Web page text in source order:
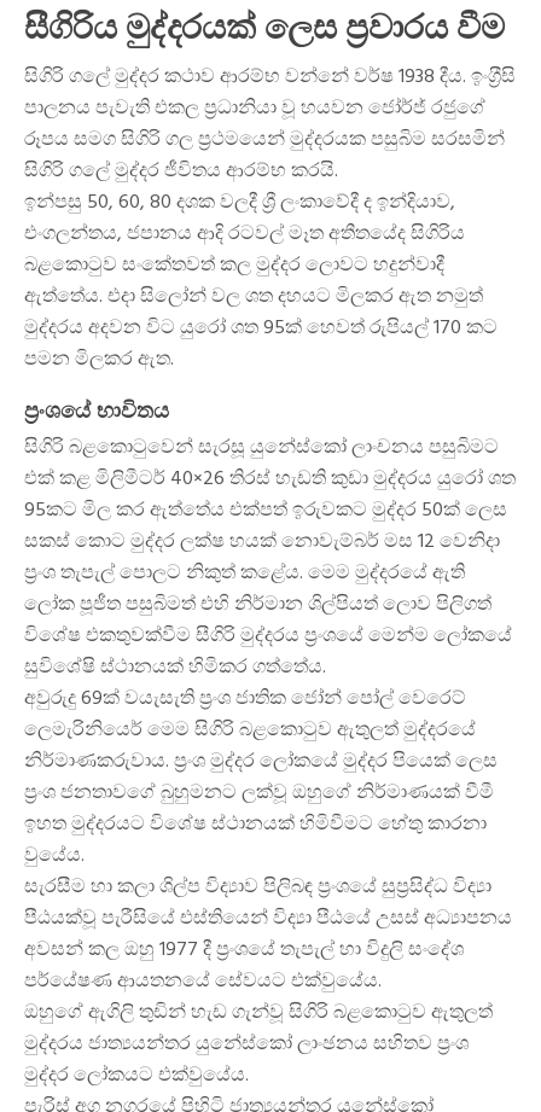
සීගිරිය මුද්දරයක් ලෙස ප්‍රවාරය වීම
සිගිරි ගලේ මුද්දර කථාව ආරම්භ වන්නේ වර්ෂ 1938 දීය. ඉංග‍්‍රීසි
පාලනය පැවැති එකල ප‍්‍රධානියා වූ හයවන ජෝර්ජ් රජුගේ
රූපය සමග සිගිරි ගල ප‍්‍රථමයෙන් මුද්දරයක පසුබිම සරසමින්
සිගිරි ගලේ මුද්දර ජීවිතය ආරම්භ කරයි.
ඉන්පසු 50, 60, 80 දශක වලදී ශ්‍රී ලංකාවේදී ද ඉන්දියාව,
එංගලන්තය, ජපානය ආදි රටවල් මෑත අතීතයේද සිගිරිය
බළකොටුව සංකේතවත් කල මුද්දර ලොවට හදුන්වාදී
ඇත්තේය. එදා සිලෝන් වල ශත දහයට මිලකර ඇත නමුත්
මුද්දරය අදවන විට යුරෝ ශත 95ක් හෙවත් රුපියල් 170 කට
පමන මිලකර ඇත.
ප්‍රංශයේ භාවිතය
සිගිරි බළකොටුවෙන් සැරසූ යුනේස්කෝ ලාංචනය පසුබිමට
එක් කළ මිලිමීටර් 40×26 තිරස් හැඩති කුඩා මුද්දරය යුරෝ ශත
95කට මිල කර ඇත්තේය එක්පත් ඉරුවකට මුද්දර 50ක් ලෙස
සකස් කොට මුද්දර ලක්ෂ හයක් නොවැම්බර් මස 12 වෙනිදා
ප‍්‍රංශ තැපැල් පොලට නිකුත් කළේය. මෙම මුද්දරයේ ඇති
ලෝක පූජීත පසුබිමත් එහි නිර්මාන ශිල්පියත් ලොව පිලිගත්
විශේෂ එකතුවක්වීම සීගිරි මුද්දරය ප‍්‍රංශයේ මෙන්ම ලෝකයේ
සුවිශේෂි ස්ථානයක් හිමිකර ගත්තේය.
අවුරුදු 69ක් වයැසැති ප‍්‍රංශ ජාතික ජෝන් පෝල් වෙරෙට්
ලෙමැරිනියෙර් මෙම සිගිරි බළකොටුව ඇතුලත් මුද්දරයේ
නිර්මාණකරුවාය. ප‍්‍රංශ මුද්දර ලෝකයේ මුද්දර පියෙක් ලෙස
ප‍්‍රංශ ජනතාවගේ බුහුමනට ලක්වූ ඔහුගේ නිර්මාණයක් වීමී
ඉහත මුද්දරයට විශේෂ ස්ථානයක් හිමිවීමට හේතු කාරනා
වුයේය.
සැරසීම හා කලා ශිල්ප විද්‍යාව පිලිබඳ ප‍්‍රංශයේ සුප‍්‍රසිද්ධ විද්‍යා
පීඨයක්වූ පැරීසියේ එස්තියෙන් විද්‍යා පීඨයේ උසස් අධ්‍යාපනය
අවසන් කල ඔහු 1977 දී ප‍්‍රංශයේ තැපැල් හා විදුලි සංදේශ
පර්යේෂණ ආයතනයේ සේවයට එක්වුයේය.
ඔහුගේ ඇගිලි තුඩින් හැඩ ගැන්වූ සිගිරි බළකොටුව ඇතුලත්
මුද්දරය ජාත්‍යයන්තර යුනේස්කෝ ලාංඡනය සහිතව ප‍්‍රංශ
මුද්දර ලෝකයට එක්වුයේය.